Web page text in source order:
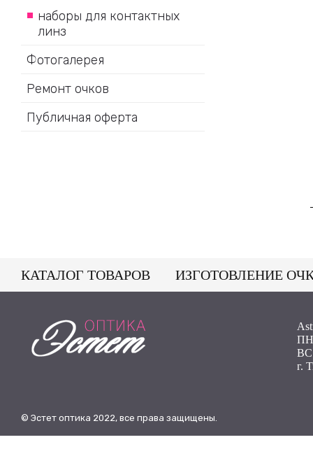
наборы для контактных
линз
Фотогалерея
Ремонт очков
Публичная оферта
КАТАЛОГ ТОВАРОВ ИЗГОТОВЛЕНИЕ
ПН
г.
© Эстет оптика 2022, все права защищены.